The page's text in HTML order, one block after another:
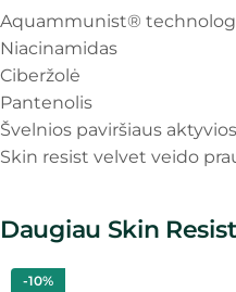
Aquammunist®
Niacinamidas
Ciberžolė
Pantenolis
Švelnios paviršiaus
Skin resist velvet veido
Daugiau Skin
-10%